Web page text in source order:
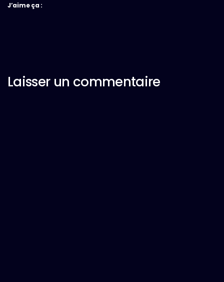
J’aime ça :
Laisser un commentaire